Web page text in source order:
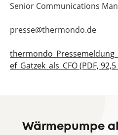
Senior Communications
presse@thermondo.de
ef_Gatzek_als_CFO (PDF, 92,5
Wärmepumpe